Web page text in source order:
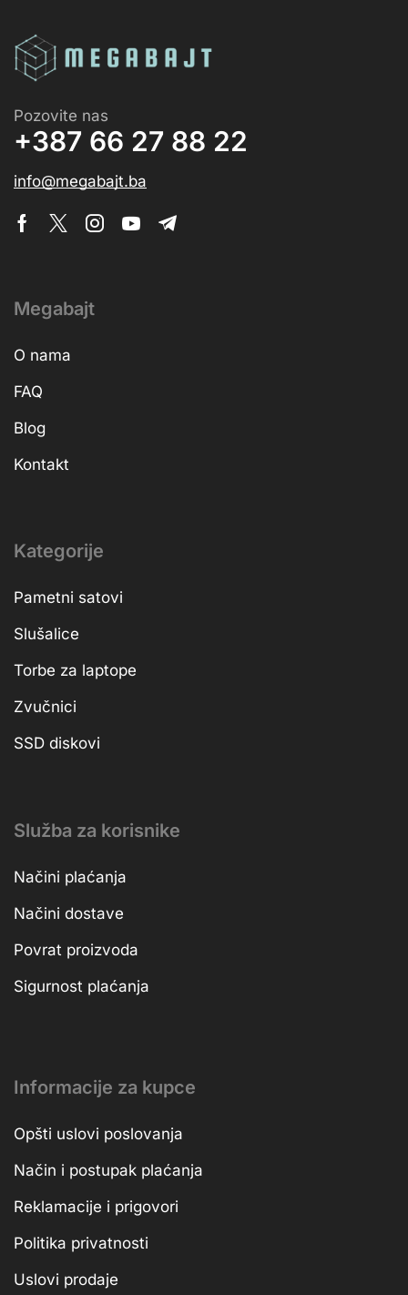
Pozovite nas
+387 66 27 88 22
info@megabajt.ba
Megabajt
O nama
FAQ
Blog
Kontakt
Kategorije
Pametni satovi
Slušalice
Torbe za laptope
Zvučnici
SSD diskovi
Služba za korisnike
Načini plaćanja
Načini dostave
Povrat proizvoda
Sigurnost plaćanja
Informacije za kupce
Opšti uslovi poslovanja
Način i postupak plaćanja
Reklamacije i prigovori
Politika privatnosti
Uslovi prodaje